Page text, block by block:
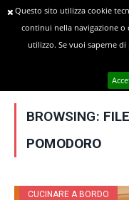
BROWSING:
POMODORO
CUCINARE A BORDO
Questo sito utilizza cookie
continui nella navigazione o
utilizzo. Se vuoi saperne